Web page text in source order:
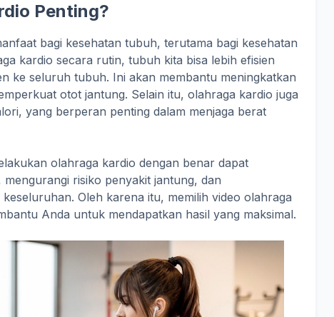
Penting?
bagi kesehatan tubuh, terutama bagi kesehatan
kardio secara rutin, tubuh kita bisa lebih efisien
ke seluruh tubuh. Ini akan membantu meningkatkan
otot jantung. Selain itu, olahraga kardio juga
yang berperan penting dalam menjaga berat
olahraga kardio dengan benar dapat
risiko penyakit jantung, dan
Oleh karena itu, memilih video olahraga
Anda untuk mendapatkan hasil yang maksimal.